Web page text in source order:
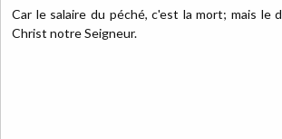
Car le salaire du péché, c'est la mort; mais
Christ notre Seigneur.